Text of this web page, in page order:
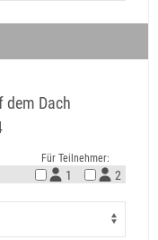
dem Dach
Für Teilnehmer:
1 2